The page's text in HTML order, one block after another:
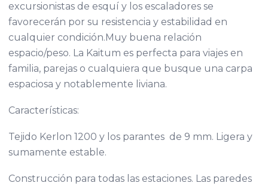
excursionistas de esquí y los escaladores se
favorecerán por su resistencia y estabilidad en
cualquier condición.Muy buena relación
espacio/peso. La Kaitum es perfecta para viajes en
familia, parejas o cualquiera que busque una carpa
espaciosa y notablemente liviana.
Características:
Tejido Kerlon 1200 y los parantes de 9 mm. Ligera y
sumamente estable.
Construcción para todas las estaciones. Las paredes